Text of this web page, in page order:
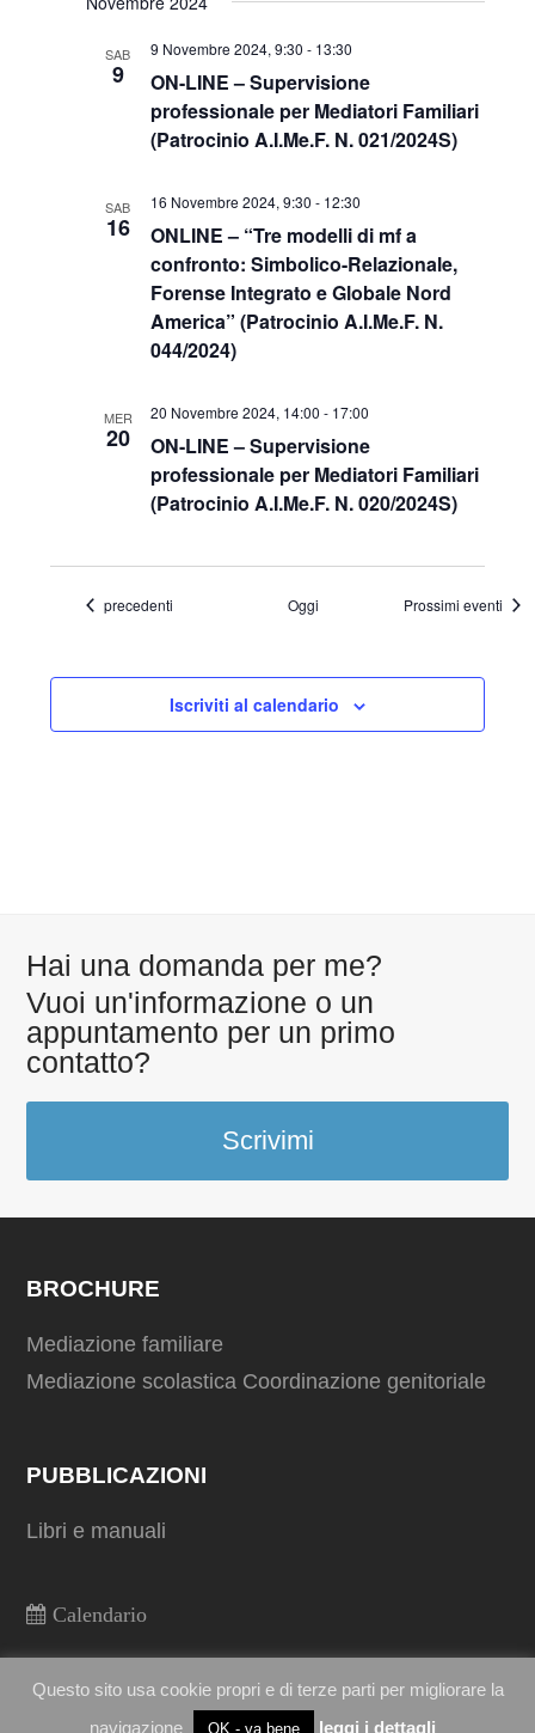
SAB
9
ON-LINE – Supervisione
professionale per Mediatori Familiari
(Patrocinio A.I.Me.F. N. 021/2024S)
9 Novembre 2024, 9:30 - 13:30
SAB
16
ONLINE – “Tre modelli di mf a
confronto: Simbolico-Relazionale,
Forense Integrato e Globale Nord
America” (Patrocinio A.I.Me.F. N.
044/2024)
16 Novembre 2024, 9:30 - 12:30
MER
20
ON-LINE – Supervisione
professionale per Mediatori Familiari
(Patrocinio A.I.Me.F. N. 020/2024S)
20 Novembre 2024, 14:00 - 17:00
Eventi
precedenti Oggi Prossimi eventi
Iscriviti al calendario
Hai una domanda per me?
Vuoi un'informazione o un
appuntamento per un primo
contatto?
Scrivimi
BROCHURE
Mediazione familiare
Mediazione scolastica Coordinazione genitoriale
PUBBLICAZIONI
Libri e manuali
Calendario
Copyright Daniela Galli2026
Questo sito usa cookie propri e di terze parti per migliorare la
navigazione
OK - va bene leggi i dettagli